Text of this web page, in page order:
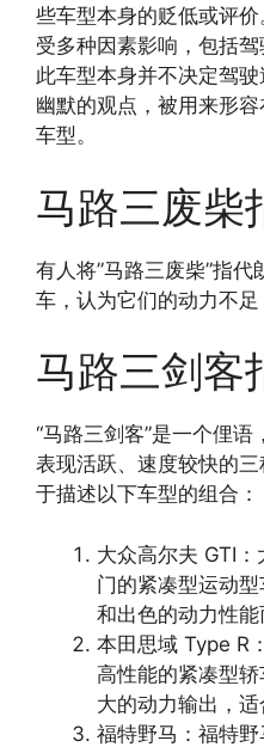
些车型本身的贬低或评
受多种因素影响，包括
此车型本身并不决定驾
幽默的观点，被用来形
车型。
马路三废柴
有人将”马路三废柴”指
车，认为它们的动力不足
马路三剑客
“马路三剑客”是一个俚
表现活跃、速度较快的
于描述以下车型的组合：
大众高尔夫 GTI
门的紧凑型运动
和出色的动力性能
本田思域 Type R
高性能的紧凑型
大的动力输出，适
福特野马：福特